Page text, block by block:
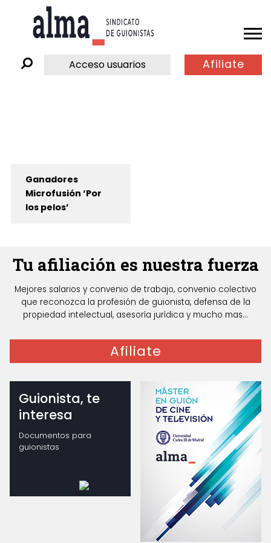
Acceso usuarios Afiliate
Ganadores
Microfusión ‘Por
los pelos’
Tu afiliación es nuestra fuerza
Mejores salarios y convenio de trabajo, convenio colectivo
que reconozca la profesión de guionista, defensa de la
propiedad intelectual, asesoría jurídica y mucho mas...
Afiliate
Guionista, te
interesa
Documentos para
guionistas